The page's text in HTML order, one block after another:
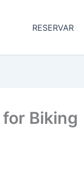
RESERVAR
Biking